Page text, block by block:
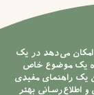
امکان می‌دهد در یک
یک موضوع خاص
یک راهنمای مفیدی
اطلاع‌رسانی بهتر